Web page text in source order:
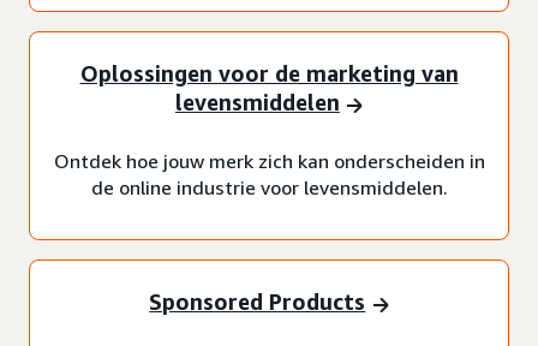
Oplossingen voor de marketing van
levensmiddelen
Ontdek hoe jouw merk zich kan onderscheiden in
de online industrie voor levensmiddelen.
Sponsored Products